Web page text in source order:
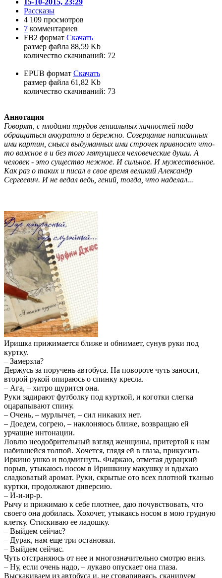
Рассказы
4 109 просмотров
7 комментариев
FB2 формат Скачать
размер файла 88,59 Kb
количество cкачиваний: 72
EPUB формат Скачать
размер файла 61,82 Kb
количество cкачиваний: 73
Аннотация
Говорят, с плодами трудов гениальных личностей надо
обращаться аккуратно и бережно. Созерцание написанных
ими картин, смысл выдуманных ими строчек привносят что-
то важное в и без того мятущиеся человеческие души. А
человек - это существо нежное. И сильное. И мужественное.
Как раз о таких и писал в свое время великий Александр
Сергеевич. И не ведал ведь, гений, тогда, что наделал...
Иришка прижимается ближе и обнимает, сунув руки под
куртку.
– Замерзла?
Держусь за поручень автобуса. На повороте чуть заносит,
второй рукой опираюсь о спинку кресла.
– Ага, – хитро щурится она.
Руки задирают футболку под курткой, и коготки слегка
оцарапывают спину.
– Очень, – мурлычет, – сил никаких нет.
– Доедем, согрею, – наклоняюсь ближе, возвращаю ей
урчащие интонации.
Ловлю неодобрительный взгляд женщины, притертой к нам
набившейся толпой. Хочется, глядя ей в глаза, прикусить
Иркино ушко и подмигнуть. Фыркаю, отметая дурацкий
порыв, утыкаюсь носом в Иришкину макушку и вдыхаю
сладковатый аромат. Руки, скрытые ото всех плотной тканью
куртки, продолжают диверсию.
– И-и-ир-р.
Рычу и прижимаю к себе плотнее, даю почувствовать, что
своего она добилась. Хохочет, утыкаясь носом в мою грудную
клетку. Стискиваю ее ладошку.
– Выйдем сейчас?
– Дурак, нам еще три остановки.
– Выйдем сейчас.
Чуть отстраняюсь от нее и многозначительно смотрю вниз.
– Ну, если очень надо, – лукаво опускает она глаза.
Выскакиваем из автобуса и, не сговариваясь, сканируем